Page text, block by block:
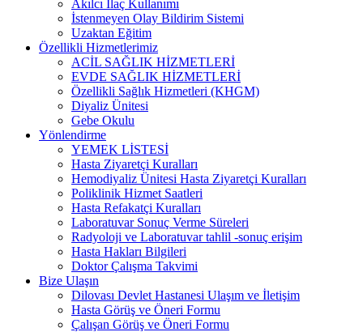
Akılcı İlaç Kullanımı
İstenmeyen Olay Bildirim Sistemi
Uzaktan Eğitim
Özellikli Hizmetlerimiz
ACİL SAĞLIK HİZMETLERİ
EVDE SAĞLIK HİZMETLERİ
Özellikli Sağlık Hizmetleri (KHGM)
Diyaliz Ünitesi
Gebe Okulu
Yönlendirme
YEMEK LİSTESİ
Hasta Ziyaretçi Kuralları
Hemodiyaliz Ünitesi Hasta Ziyaretçi Kuralları
Poliklinik Hizmet Saatleri
Hasta Refakatçi Kuralları
Laboratuvar Sonuç Verme Süreleri
Radyoloji ve Laboratuvar tahlil -sonuç erişim
Hasta Hakları Bilgileri
Doktor Çalışma Takvimi
Bize Ulaşın
Dilovası Devlet Hastanesi Ulaşım ve İletişim
Hasta Görüş ve Öneri Formu
Çalışan Görüş ve Öneri Formu